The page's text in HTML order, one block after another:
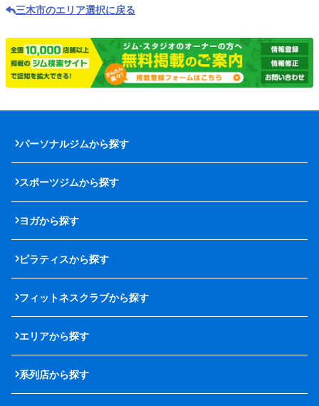
三木市のエリア選択に戻る
パーソナルジムから探す
スポーツジムから探す
ヨガから探す
ピラティスから探す
フィットネスクラブから探す
エリアから探す
系列店から探す